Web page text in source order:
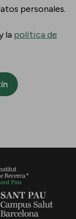
personales.
la política de